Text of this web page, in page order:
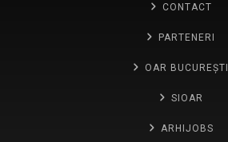
CONTACT
PARTENERI
OAR BUCUREȘTI
SIOAR
ARHIJOBS